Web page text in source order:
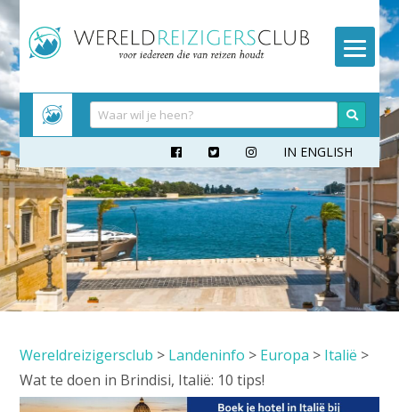
Meteen
naar
inhoud
   IN ENGLISH
Wereldreizigersclub > Landeninfo > Europa > Italië >
Wat te doen in Brindisi, Italië: 10 tips!